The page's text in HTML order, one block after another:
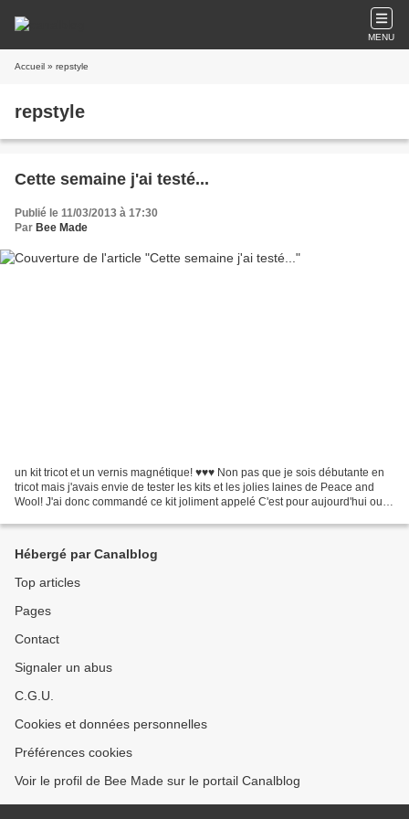
MENU
Accueil » repstyle
repstyle
Cette semaine j'ai testé...
Publié le 11/03/2013 à 17:30
Par Bee Made
un kit tricot et un vernis magnétique! ♥♥♥ Non pas que je sois débutante en
tricot mais j'avais envie de tester les kits et les jolies laines de Peace and
Wool! J'ai donc commandé ce kit joliment appelé C'est pour aujourd'hui ou
Hébergé par Canalblog
Top articles
Pages
Contact
Signaler un abus
C.G.U.
Cookies et données personnelles
Préférences cookies
Voir le profil de Bee Made sur le portail Canalblog